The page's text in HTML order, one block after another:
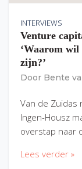
INTERVIEWS
Venture
‘Waarom
zijn?’
Door Bente
Van de Zuidas
Ingen-Housz
overstap naar
Lees verder »